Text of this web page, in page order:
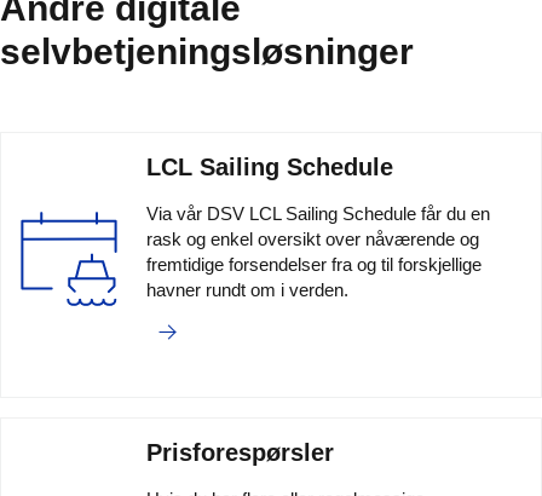
selvbetjeningsløsninger
LCL Sailing Schedule
Via vår DSV LCL Sailing Schedule får du en
rask og enkel oversikt over nåværende og
fremtidige forsendelser fra og til forskjellige
havner rundt om i verden.
Prisforespørsler